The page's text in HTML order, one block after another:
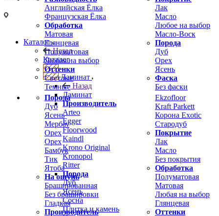
Английская Ёлка
Французская Ёлка
Обработка
Матовая
Глянцевая
Полуматовая
Любая на выбор
Оттенки
Светлые
Темные
Лак
Масло
Любое на выбор
Масло-Воск
Порода
Дуб
Орех
Ясень
Фаска
Без фаски
Порода
Дуб
Ясень
Мербау
Орех
Орех
Бамбук
Тик
Ятоба
На ощупь
Брашированная
Без брашировки
Гладкая
Производитель
Ekzofloor
Kraft Parkett
Корона Exotic
Стародуб
Покрытие
Лак
Масло
Без покрытия
Обработка
Полуматовая
Матовая
Любая на выбор
Глянцевая
Оттенки
Каталог
Назад
Каталог
Ламинат
Назад
Ламинат
Производитель
Arteo
Egger
Floorwood
Kaindl
Krono Original
Kronopol
Ritter
Порода
Дуб
Ясень
Сосна
Плитка и камень